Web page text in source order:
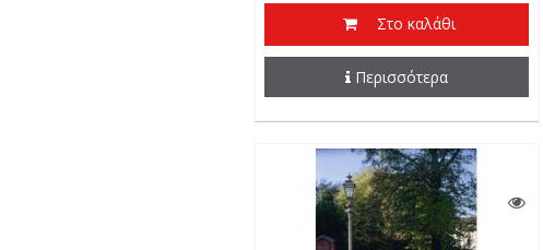
Στο καλάθι
Περισσότερα